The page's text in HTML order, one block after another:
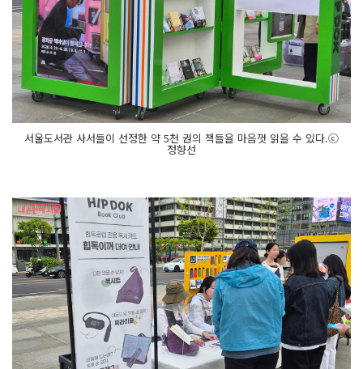
서울도서관 사서들이 선정한 약 5천 권의 책들을 마음껏 읽을 수 있다.ⓒ
정향선